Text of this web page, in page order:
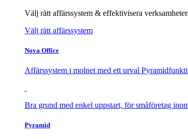
Välj rätt affärssystem & effektivisera
Välj rätt affärssystem
Nova Office
Affärssystem i molnet med ett urval
Bra grund med enkel uppstart, för småföretag
Pyramid